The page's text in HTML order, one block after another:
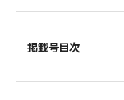
掲載号目次